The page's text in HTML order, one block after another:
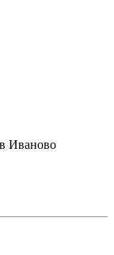
Иваново